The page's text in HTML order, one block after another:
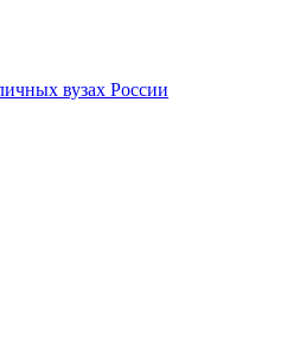
вузах России